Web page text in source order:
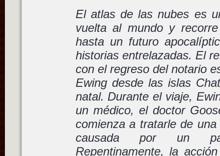
El atlas de las nubes es
vuelta al mundo y
hasta un futuro
historias entrelazadas. El
con el regreso del notario
Ewing desde las islas
natal. Durante el viaje,
un médico, el doctor
comienza a tratarle de
causada por un
Repentinamente, la